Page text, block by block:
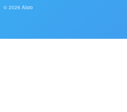
© 2026 Alaio